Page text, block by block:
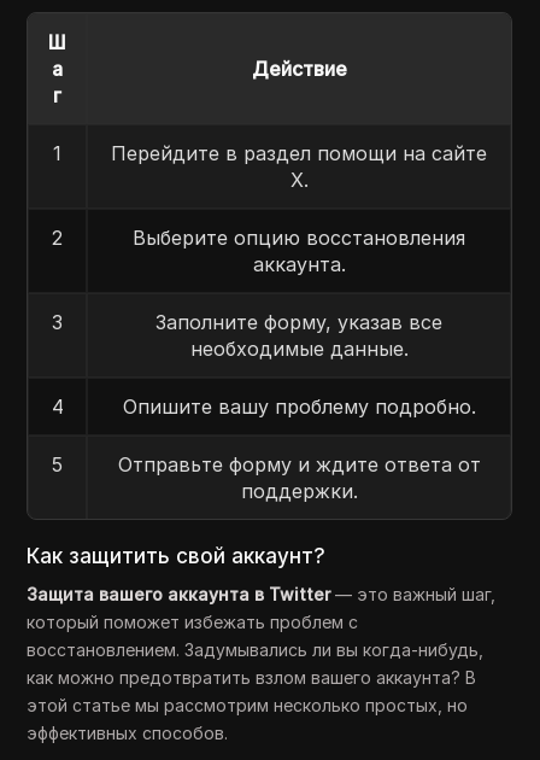
Ш
а
г
Действие
1
Перейдите в раздел помощи на сайте
X.
2
Выберите опцию восстановления
аккаунта.
3
Заполните форму, указав все
необходимые данные.
4 Опишите вашу проблему подробно.
5
Отправьте форму и ждите ответа от
поддержки.
Как защитить свой аккаунт?
Защита вашего аккаунта в Twitter— это важный шаг,
который поможет избежать проблем с
восстановлением. Задумывались ли вы когда-нибудь,
как можно предотвратить взлом вашего аккаунта? В
этой статье мы рассмотрим несколько простых, но
эффективных способов.